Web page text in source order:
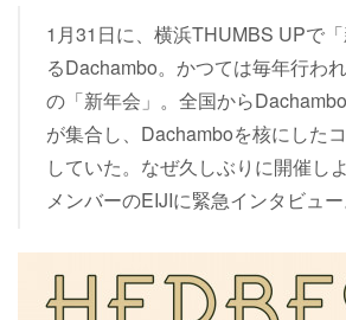
1月31日に、横浜THUMBS UPで
るDachambo。かつては毎年行わ
の「新年会」。全国から
が集合し、Dachamboを核にした
していた。なぜ久しぶりに開催し
メンバーのEIJIに緊急インタビュー